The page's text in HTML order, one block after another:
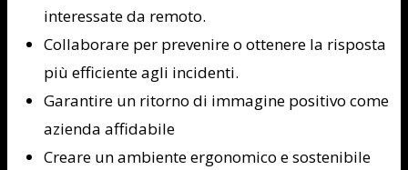
interessate da remoto.
Collaborare per prevenire o ottenere la risposta
più efficiente agli incidenti.
Garantire un ritorno di immagine positivo come
azienda affidabile
Creare un ambiente ergonomico e sostenibile